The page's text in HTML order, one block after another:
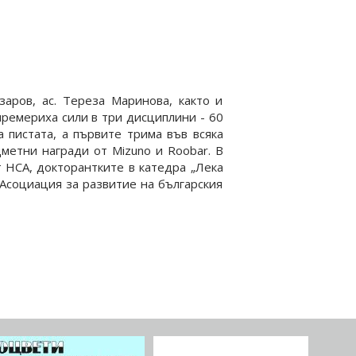
ас. Тереза Маринова, както и
сили в три дисциплини - 60
а първите трима във всяка
награди от Mizuno и Roobar. В
докторантките в катедра „Лека
за развитие на българския